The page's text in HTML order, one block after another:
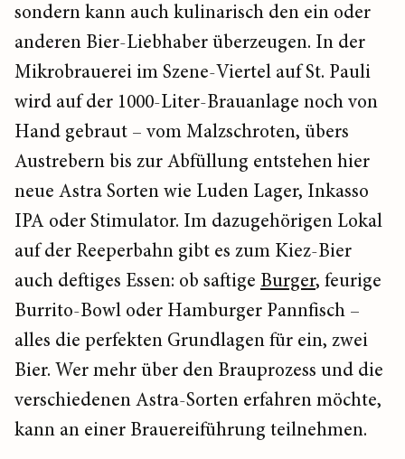
sondern kann auch kulinarisch den ein oder
anderen Bier-Liebhaber überzeugen. In der
Mikrobrauerei im Szene-Viertel auf St. Pauli
wird auf der 1000-Liter-Brauanlage noch von
Hand gebraut – vom Malzschroten, übers
Austrebern bis zur Abfüllung entstehen hier
neue Astra Sorten wie Luden Lager, Inkasso
IPA oder Stimulator. Im dazugehörigen Lokal
auf der Reeperbahn gibt es zum Kiez-Bier
auch deftiges Essen: ob saftige Burger, feurige
Burrito-Bowl oder Hamburger Pannfisch –
alles die perfekten Grundlagen für ein, zwei
Bier. Wer mehr über den Brauprozess und die
verschiedenen Astra-Sorten erfahren möchte,
kann an einer Brauereiführung teilnehmen.